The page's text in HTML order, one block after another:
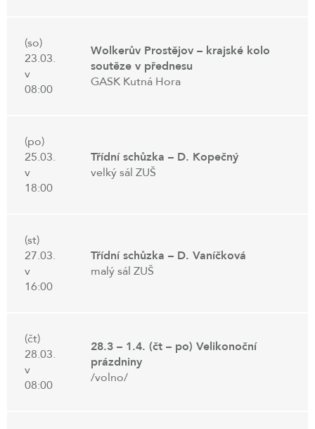
(so)
23.03.
v
08:00
Wolkerův Prostějov – krajské kolo
soutěze v přednesu
GASK Kutná Hora
(po)
25.03.
v
18:00
Třídní schůzka – D. Kopečný
velký sál ZUŠ
(st)
27.03.
v
16:00
Třídní schůzka – D. Vaníčková
malý sál ZUŠ
(čt)
28.03.
v
08:00
28.3 – 1.4. (čt – po) Velikonoční
prázdniny
/volno/